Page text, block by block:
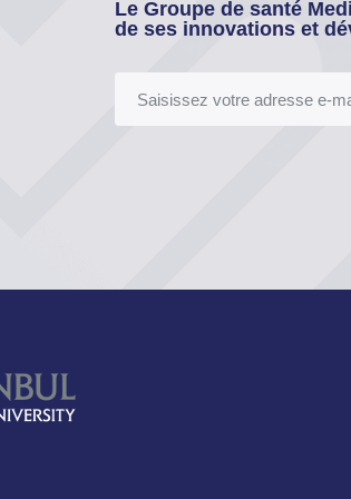
Le Groupe de santé
de ses innovations et